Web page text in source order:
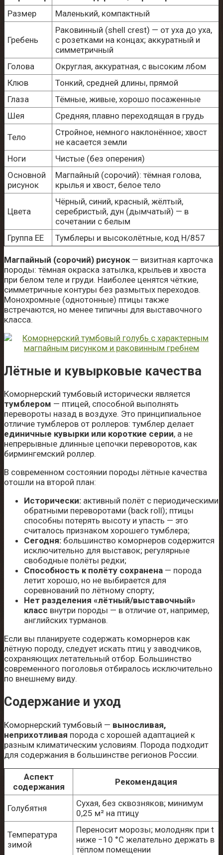
Размер
Маленький, компактный
Гребень
Раковинный (shell crest) — от уха до уха,
с розетками на концах; аккуратный и
симметричный
Голова
Округлая, аккуратная, с высоким лбом
Клюв
Тонкий, средней длины, прямой
Глаза
Тёмные, живые, хорошо посаженные
Шея
Средняя, плавно переходящая в грудь
Тело
Стройное, немного наклонённое; хвост
не касается земли
Ноги
Чистые (без оперения)
Основной
рисунок
Магпайный (сорочий): тёмная голова,
крылья и хвост, белое тело
Цвета
Чёрный, синий, красный, жёлтый,
серебристый, дун (дымчатый) — в
сочетании с белым
Группа EE
Тумблеры и высоколётные, код H/857
Магпайный (сорочий) рисунок — визитная карточка
породы: тёмная окраска затылка, крыльев и хвоста
при белом теле и груди. Наиболее ценятся чёткие,
симметричные контуры без размытых переходов.
Монохромные (однотонные) птицы также
встречаются, но менее типичны для выставочного
класса.
Лётные и кувырковые качества
Коморнерский тумбовый исторически является
тумблером — птицей, способной выполнять
перевороты назад в воздухе. Это принципиальное
отличие тумблеров от роллеров: тумблер делает
единичные кувырки или короткие серии, а не
непрерывные длинные цепочки переворотов, как
бирмингемский роллер.
В современном состоянии породы лётные качества
отошли на второй план:
Исторически: активный полёт с периодическими
обратными переворотами (back roll); птицы
способны потерять высоту и упасть — это
считалось признаком хорошего тумблера;
Сегодня: большинство коморнеров содержится
исключительно для выставок; регулярные
свободные полёты редки;
Способность к полёту сохранена — порода
летит хорошо, но не выбирается для
соревнований по лётному спорту;
Нет разделения «лётный/выставочный»
класс внутри породы — в отличие от, например,
английских турманов.
Если вы планируете содержать коморнеров как
лётную породу, следует искать птиц у заводчиков,
сохраняющих летательный отбор. Большинство
современного поголовья отбиралось исключительно
по внешнему виду.
Содержание и уход
Коморнерский тумбовый — выносливая,
неприхотливая порода с хорошей адаптацией к
разным климатическим условиям. Порода подходит
для содержания в большинстве регионов России.
Аспект
содержания
Рекомендация
Голубятня
Сухая, без сквозняков; минимум
0,25 м² на птицу
Температура
зимой
Переносит морозы; молодняк при t
ниже −10 °C желательно держать в
тёплом помещении